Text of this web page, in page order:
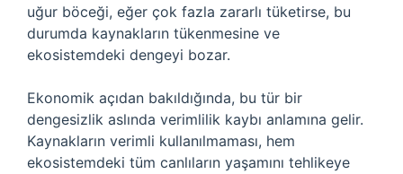
uğur böceği, eğer çok fazla zararlı tüketirse, bu
durumda kaynakların tükenmesine ve
ekosistemdeki dengeyi bozar.
Ekonomik açıdan bakıldığında, bu tür bir
dengesizlik aslında verimlilik kaybı anlamına gelir.
Kaynakların verimli kullanılmaması, hem
ekosistemdeki tüm canlıların yaşamını tehlikeye